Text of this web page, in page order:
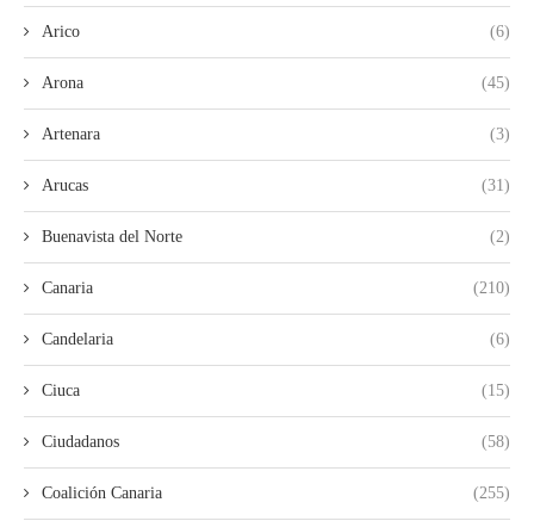
Arico (6)
Arona (45)
Artenara (3)
Arucas (31)
Buenavista del Norte (2)
Canaria (210)
Candelaria (6)
Ciuca (15)
Ciudadanos (58)
Coalición Canaria (255)